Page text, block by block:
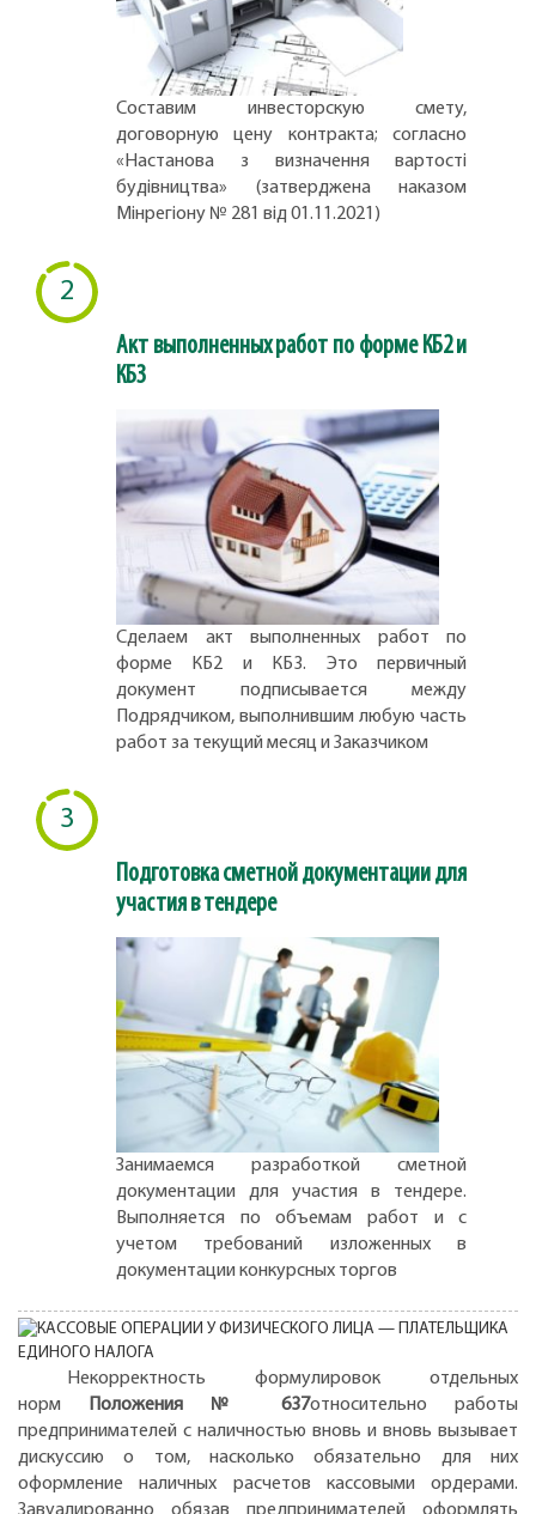
Составим инвесторскую смету,
договорную цену контракта; согласно
«Настанова з визначення вартості
будівництва» (затверджена наказом
Мінрегіону № 281 від 01.11.2021)
2
Акт выполненных работ по форме КБ2 и
КБ3
Сделаем акт выполненных работ по
форме КБ2 и КБ3. Это первичный
документ подписывается между
Подрядчиком, выполнившим любую часть
работ за текущий месяц и Заказчиком
3
Подготовка сметной документации для
участия в тендере
Занимаемся разработкой сметной
документации для участия в тендере.
Выполняется по объемам работ и с
учетом требований изложенных в
документации конкурсных торгов
Некорректность формулировок отдельных
норм
Положения № 637относительно работы
предпринимателей с наличностью вновь и вновь вызывает
дискуссию о том, насколько обязательно для них
оформление наличных расчетов кассовыми ордерами.